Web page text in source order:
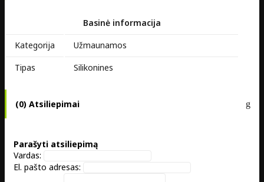
Basinė informacija
Kategorija
Užmaunamos
Tipas
Silikonines
(0) Atsiliepimai
Parašyti atsiliepimą
Vardas:
El. pašto adresas: